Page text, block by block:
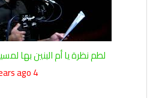
لطم نظرة يا أم البنين بها لمسيه -
4 years ago